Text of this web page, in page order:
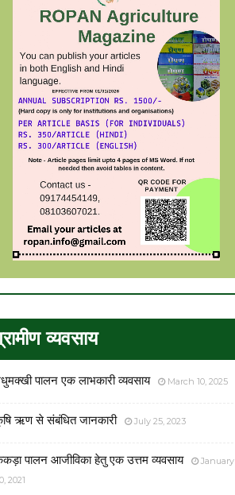
व्यवसाय
पालन एक लाभकारी व्यवसाय March 10, 2025
ऋण से संबंधित जानकारी July 25, 2023
पालन आजीविका हेतु एक उत्तम व्यवसाय
January
2021